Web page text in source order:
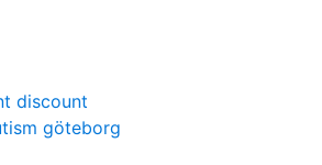
discount
göteborg